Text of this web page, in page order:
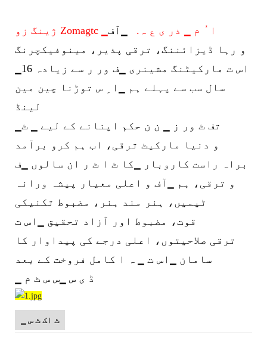
ژینگ زو Zomagtc ▁ا ُ م ▁ ذر ی ع ہ.
▁آف
و رہا ڈیزائننگ، ترقی پذیر، مینوفیکچرنگ
▁اس ت
مارکیٹنگ مشینری ▁ف ور ر سے زیادہ 16
سال سب سے پہلے ہم ▁ا ِ س توڑنا چین مین
لینڈ
و دنیا مارکیٹ ترقی، اب ہم کرو برآمد
براہ راست کاروبار ▁کا ٹ ا ٹ ر ان سالوں ▁ف
و ترقی، ہم ▁آف و اعلی معیار پیشہ ورانہ
ٹیمیں، ہنر مند ہنر، مضبوط تکنیکی
قوت، مضبوط اور آزاد تحقیق ▁اس ت
ترقی صلاحیتوں، اعلی درجے کی پیداوار کا
سامان ▁اس ت ▁ ہ ا کامل فروخت کے بعد
▁ ڈ ی س ▁س س ٹ م
▁ ٹ اک ٹ س